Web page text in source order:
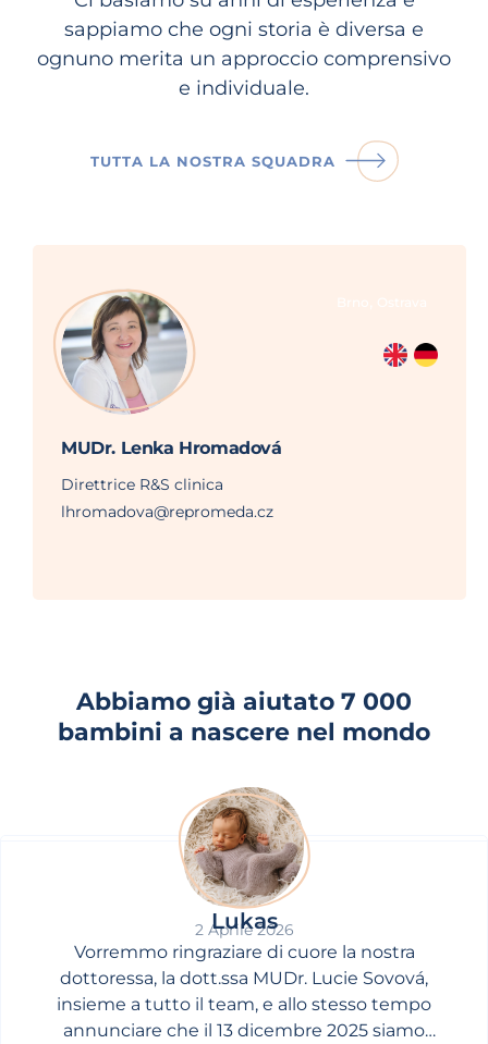
sappiamo che ogni storia è diversa e
ognuno merita un approccio comprensivo
e individuale.
TUTTA LA NOSTRA SQUADRA
MUDr. Lenka Hromadová
Direttrice R&S clinica
lhromadova@repromeda.cz
Abbiamo già aiutato 7 000
bambini a nascere nel mondo
Lukas
2 Aprile 2026
Vorremmo ringraziare di cuore la nostra
dottoressa, la dott.ssa MUDr. Lucie Sovová,
insieme a tutto il team, e allo stesso tempo
annunciare che il 13 dicembre 2025 siamo